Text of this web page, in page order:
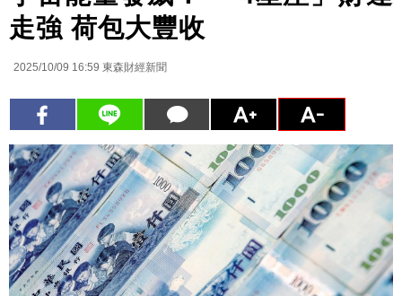
走強 荷包大豐收
2025/10/09 16:59 東森財經新聞